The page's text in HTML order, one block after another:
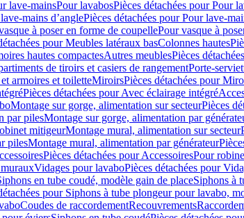
lave-mainsPour lavabosPièces détachées pour Pour
mains d’anglePièces détachées pour Pour lave-
à poser en forme de coupellePour vasque à
pour Meubles latéraux basColonnes hautes
hautes compactesAutres meublesPièces
de tiroirs et casiers de rangementPorte-
armoires et toiletteMiroirsPièces détachées pour
Pièces détachées pour Avec éclairage intégré
Montage sur gorge, alimentation sur secteurPièces
par pilesMontage sur gorge, alimentation par
mitigeurMontage mural, alimentation sur secteur
pilesMontage mural, alimentation par générateur
Pièces détachées pour AccessoiresPour
Vidages pour lavaboPièces détachées pour
en tube coudé, modèle gain de placeSiphons à
pour Siphons à tube plongeur pour lavabo,
Coudes de raccordementRecouvrements